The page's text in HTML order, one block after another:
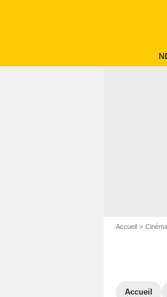
Accueil Cinéma
Accueil